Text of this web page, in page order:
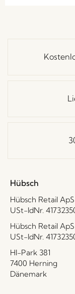
Hübsch
Hübsch Retail
USt-IdNr.
Hübsch Retail
USt-IdNr.
HI-Park 381
7400 Herning
Dänemark